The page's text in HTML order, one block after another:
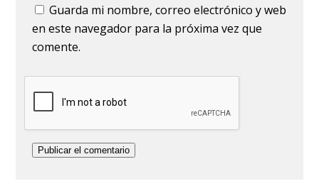
Guarda mi nombre, correo electrónico y web
en este navegador para la próxima vez que
comente.